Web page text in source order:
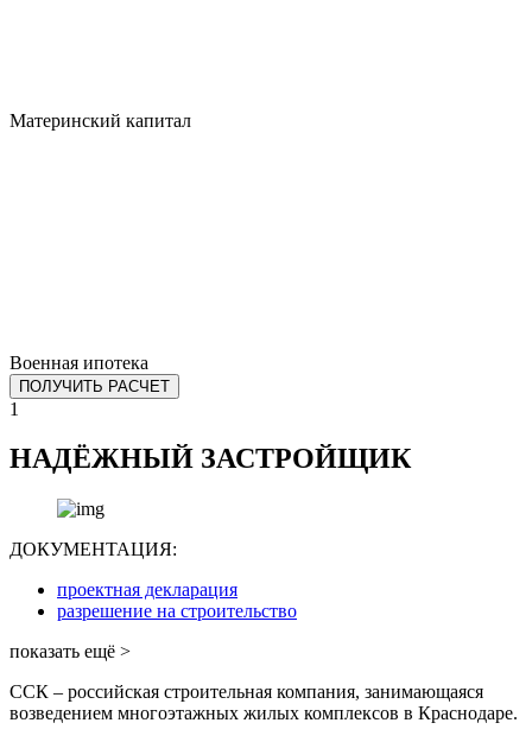
Материнский капитал
Военная ипотека
ПОЛУЧИТЬ РАСЧЕТ
1
НАДЁЖНЫЙ ЗАСТРОЙЩИК
ДОКУМЕНТАЦИЯ:
проектная декларация
разрешение на строительство
показать ещё >
ССК – российская строительная компания, занимающаяся
возведением многоэтажных жилых комплексов в Краснодаре.